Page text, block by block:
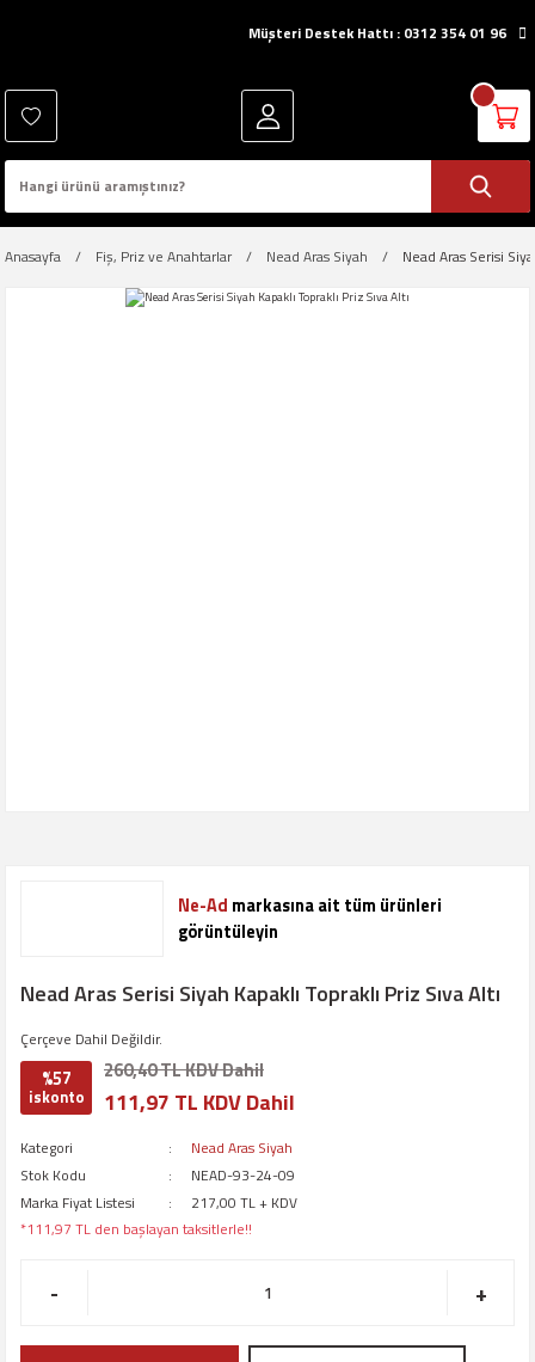
Müşteri Destek Hattı : 0312 354 01 96
Anasayfa Fiş, Priz ve Anahtarlar Nead Aras Siyah Nead Aras Serisi
Ne-Ad markasına ait tüm ürünleri
görüntüleyin
Nead Aras Serisi Siyah Kapaklı Topraklı Priz Sıva Altı
Çerçeve Dahil Değildir.
%57
iskonto
260,40 TL KDV Dahil
111,97 TL KDV Dahil
Kategori
Nead Aras Siyah
Stok Kodu
NEAD-93-24-09
Marka Fiyat Listesi
217,00 TL + KDV
*111,97 TL den başlayan taksitlerle!!
- +